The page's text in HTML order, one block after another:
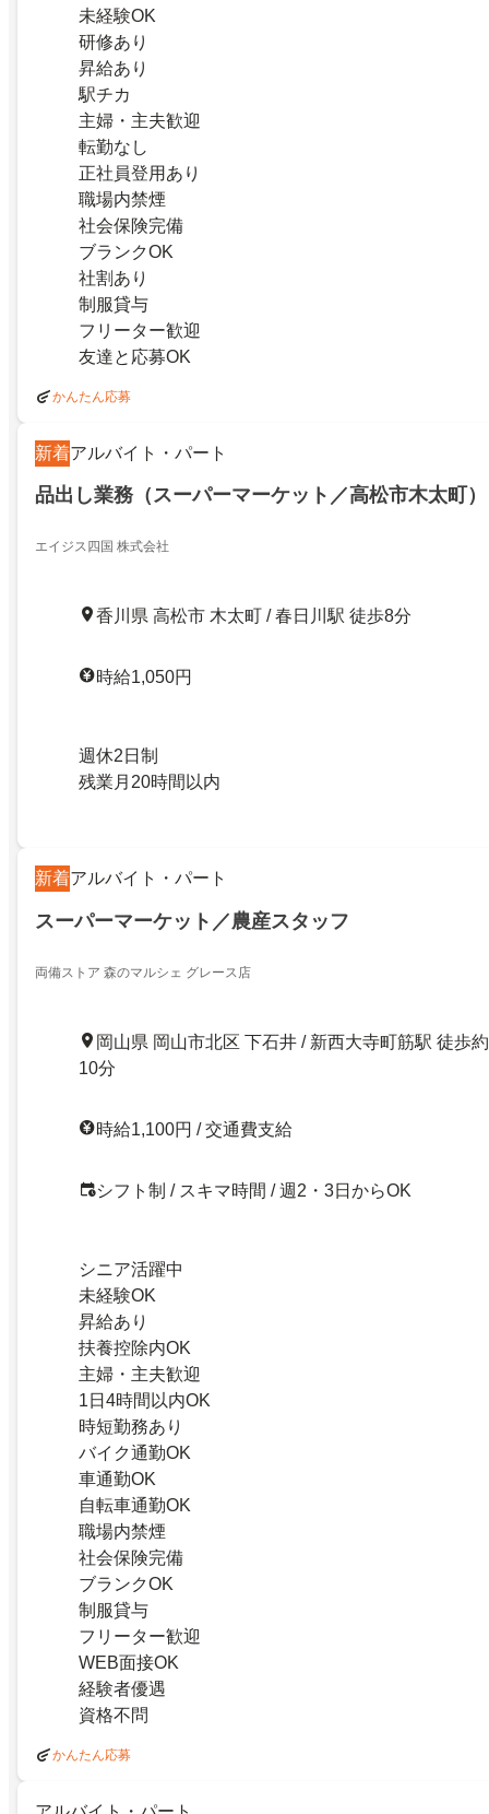
未経験OK
研修あり
昇給あり
駅チカ
主婦・主夫歓迎
転勤なし
正社員登用あり
職場内禁煙
社会保険完備
ブランクOK
社割あり
制服貸与
フリーター歓迎
友達と応募OK
かんたん応募
新着アルバイト・パート
品出し業務（スーパーマーケット／高松市木太町）
エイジス四国 株式会社
香川県 高松市 木太町 / 春日川駅 徒歩8分
時給1,050円
週休2日制
残業月20時間以内
新着アルバイト・パート
スーパーマーケット／農産スタッフ
両備ストア 森のマルシェ グレース店
岡山県 岡山市北区 下石井 / 新西大寺町筋駅 徒歩約
10分
時給1,100円 / 交通費支給
シフト制 / スキマ時間 / 週2・3日からOK
シニア活躍中
未経験OK
昇給あり
扶養控除内OK
主婦・主夫歓迎
1日4時間以内OK
時短勤務あり
バイク通勤OK
車通勤OK
自転車通勤OK
職場内禁煙
社会保険完備
ブランクOK
制服貸与
フリーター歓迎
WEB面接OK
経験者優遇
資格不問
かんたん応募